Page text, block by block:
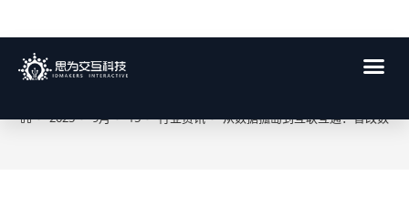
博客
> 2025 > 9月 > 15 > 行业资讯 > 从数据孤岛到互联互通：智改数转